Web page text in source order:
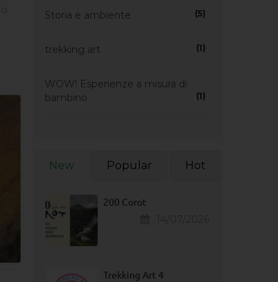
Storia e ambiente (5)
trekking art (1)
WOW! Esperienze a misura di
bambino
(1)
New Popular Hot
200 Corot
Trekking Art 4